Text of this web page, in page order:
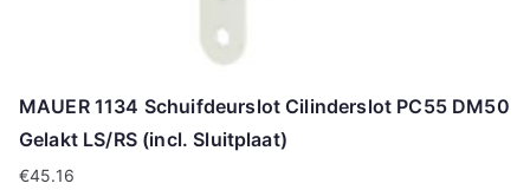
MAUER 1134 Schuifdeurslot Cilinderslot PC55 DM50
Gelakt LS/RS (incl. Sluitplaat)
€45.16